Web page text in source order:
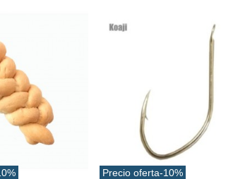
Precio oferta-10%